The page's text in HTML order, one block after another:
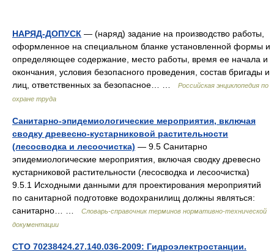
НАРЯД-ДОПУСК — (наряд) задание на производство работы,
оформленное на специальном бланке установленной формы и
определяющее содержание, место работы, время ее начала и
окончания, условия безопасного проведения, состав бригады и
лиц, ответственных за безопасное… …
Российская энциклопедия по
охране труда
Санитарно-эпидемиологические мероприятия, включая
сводку древесно-кустарниковой растительности
(лесосводка и лесоочистка) — 9.5 Санитарно
эпидемиологические мероприятия, включая сводку древесно
кустарниковой растительности (лесосводка и лесоочистка)
9.5.1 Исходными данными для проектирования мероприятий
по санитарной подготовке водохранилищ должны являться:
санитарно… …
Словарь-справочник терминов нормативно-технической
документации
СТО 70238424.27.140.036-2009: Гидроэлектростанции.